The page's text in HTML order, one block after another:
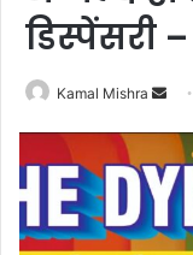
डिस्पेंसरी
Kamal Mishra
Send